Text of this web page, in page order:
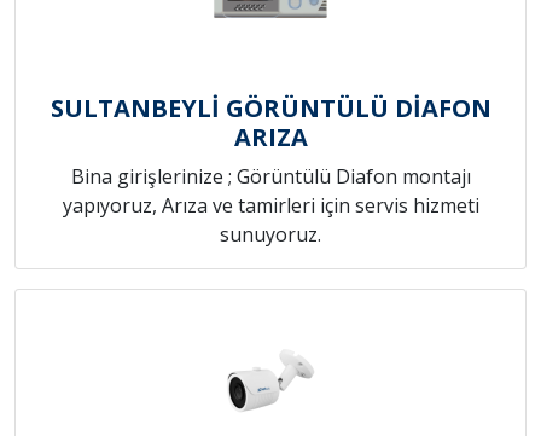
SULTANBEYLİ GÖRÜNTÜLÜ DİAFON
ARIZA
Bina girişlerinize ; Görüntülü Diafon montajı
yapıyoruz, Arıza ve tamirleri için servis hizmeti
sunuyoruz.